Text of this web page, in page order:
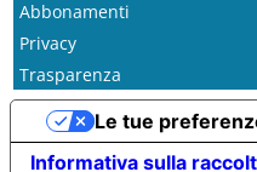
Abbonamenti
Privacy
Trasparenza
Informativa sulla
Le tue